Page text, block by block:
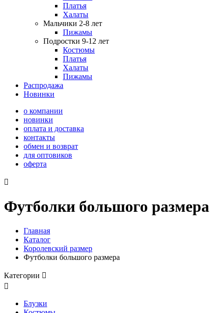
Платья
Халаты
Мальчики 2-8 лет
Пижамы
Подростки 9-12 лет
Костюмы
Платья
Халаты
Пижамы
Распродажа
Новинки
о компании
новинки
оплата и доставка
контакты
обмен и возврат
для оптовиков
оферта

Футболки большого размера
Главная
Каталог
Королевский размер
Футболки большого размера
Категории 

Блузки